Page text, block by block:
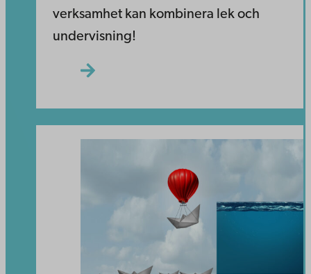
verksamhet kan kombinera lek och
undervisning!